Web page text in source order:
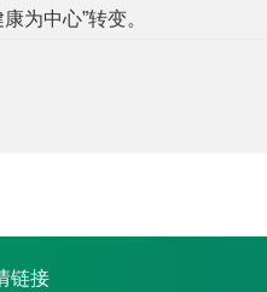
为中心”转变。
链接